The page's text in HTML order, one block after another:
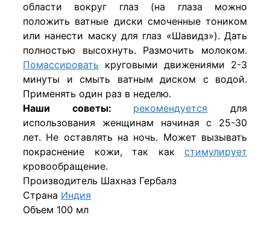
области вокруг глаз (на глаза можно
положить ватные диски смоченные тоником
или нанести маску для глаз «Шавидз»). Дать
полностью высохнуть. Размочить молоком.
Помассировать круговыми движениями 2-3
минуты и смыть ватным диском с водой.
Применять один раз в неделю.
Наши советы: рекомендуется для
использования женщинам начиная с 25-30
лет. Не оставлять на ночь. Может вызывать
покраснение кожи, так как стимулирует
кровообращение.
Производитель Шахназ Гербалз
Страна Индия
Объем 100 мл